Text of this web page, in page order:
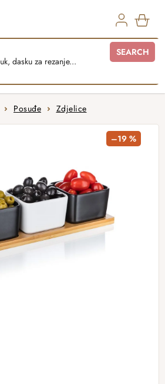
SEARCH
Posuđe Zdjelice
–19 %